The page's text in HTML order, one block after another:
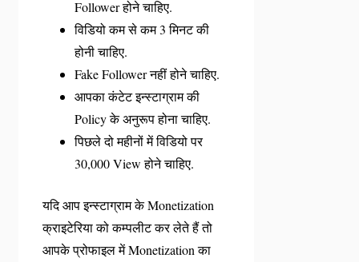
Follower होने चाहिए.
विडियो कम से कम 3 मिनट की
होनी चाहिए.
Fake Follower नहीं होने चाहिए.
आपका कंटेट इन्स्टाग्राम की
Policy के अनुरूप होना चाहिए.
पिछले दो महीनों में विडियो पर
30,000 View होने चाहिए.
यदि आप इन्स्टाग्राम के Monetization
क्राइटेरिया को कम्पलीट कर लेते हैं तो
आपके प्रोफाइल में Monetization का